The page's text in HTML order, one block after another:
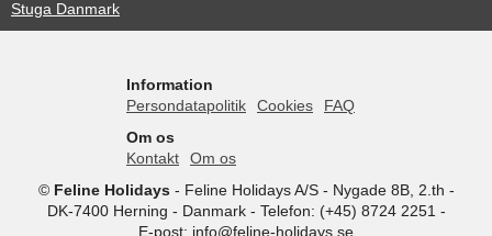
Stuga Danmark
Information
Persondatapolitik
Cookies
FAQ
Om os
Kontakt
Om os
© Feline Holidays- Feline Holidays A/S- Nygade 8B, 2.th -
DK-7400 Herning - Danmark - Telefon: (+45) 8724 2251 -
E-post: info@feline-holidays.se